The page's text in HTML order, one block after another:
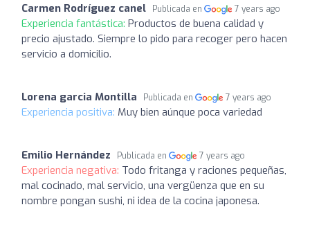
Carmen Rodríguez canel Publicada en 7 years ago
Experiencia fantástica: Productos de buena calidad y
precio ajustado. Siempre lo pido para recoger pero hacen
servicio a domicilio.
Lorena garcia Montilla Publicada en 7 years ago
Experiencia positiva: Muy bien aúnque poca variedad
Emilio Hernández Publicada en 7 years ago
Experiencia negativa: Todo fritanga y raciones pequeñas,
mal cocinado, mal servicio, una vergüenza que en su
nombre pongan sushi, ni idea de la cocina japonesa.